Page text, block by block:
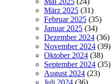
März 2025 (31)
Februar 2025 (35)
Januar 2025 (34)
Dezember 2024 (36)
November 2024 (39)
Oktober 2024 (38)
September 2024 (35)
August 2024 (23)